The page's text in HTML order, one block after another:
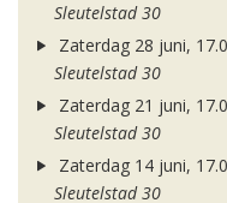
Sleutelstad 30
Zaterdag 28 juni,
Sleutelstad 30
Zaterdag 21 juni,
Sleutelstad 30
Zaterdag 14 juni,
Sleutelstad 30